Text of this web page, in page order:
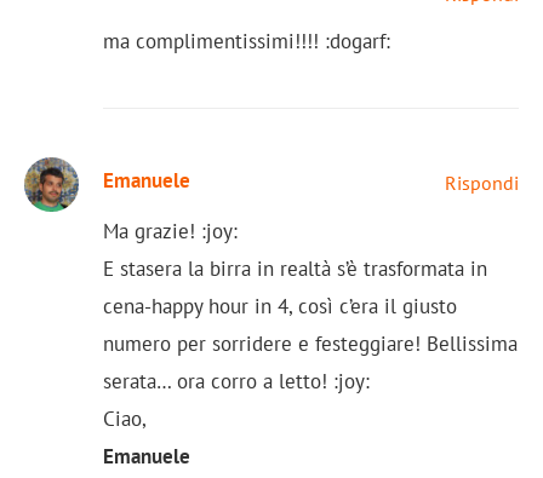
ma complimentissimi!!!! :dogarf:
Emanuele Rispondi
Ma grazie! :joy:
E stasera la birra in realtà s’è trasformata in
cena-happy hour in 4, così c’era il giusto
numero per sorridere e festeggiare! Bellissima
serata… ora corro a letto! :joy:
Ciao,
Emanuele